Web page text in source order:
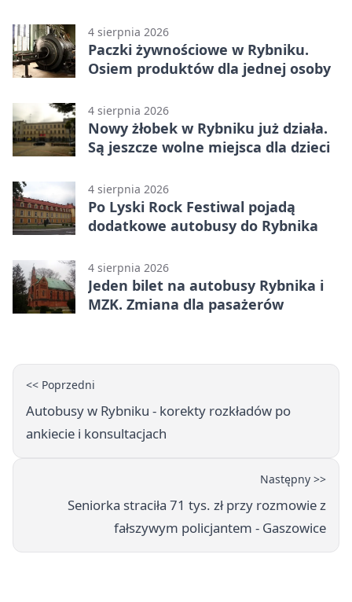
4 sierpnia 2026
Paczki żywnościowe w Rybniku.
Osiem produktów dla jednej osoby
4 sierpnia 2026
Nowy żłobek w Rybniku już działa.
Są jeszcze wolne miejsca dla dzieci
4 sierpnia 2026
Po Lyski Rock Festiwal pojadą
dodatkowe autobusy do Rybnika
4 sierpnia 2026
Jeden bilet na autobusy Rybnika i
MZK. Zmiana dla pasażerów
<< Poprzedni
Autobusy w Rybniku - korekty rozkładów po
ankiecie i konsultacjach
Następny >>
Seniorka straciła 71 tys. zł przy rozmowie z
fałszywym policjantem - Gaszowice